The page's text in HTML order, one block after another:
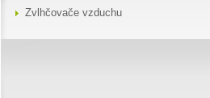
Zvlhčovače vzduchu